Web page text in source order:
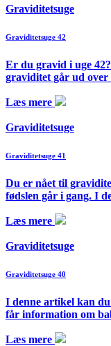
Graviditetsuge
Graviditetsuge 42
Er du gravid i uge
graviditet går ud
Læs mere
Graviditetsuge
Graviditetsuge 41
Du er nået til
fødslen går i gang. I
Læs mere
Graviditetsuge
Graviditetsuge 40
I denne artikel kan
får information om
Læs mere